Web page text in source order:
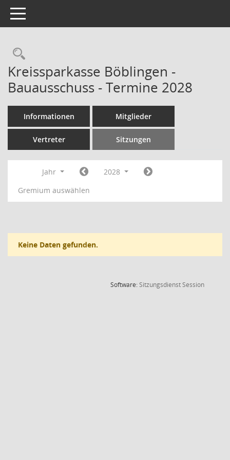
Toggle navigation
Rechercheauswahl
Kreissparkasse Böblingen -
Bauausschuss - Termine 2028
Informationen Mitglieder
Vertreter Sitzungen
Jahr
2028
Gremium auswählen
Keine Daten gefunden.
Software:SitzungsdienstSession(Wird in